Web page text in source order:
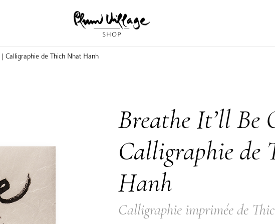
Calligraphie de Thich Nhat Hanh
Breathe It’ll Be
Calligraphie de
Hanh
Calligraphie imprimée de